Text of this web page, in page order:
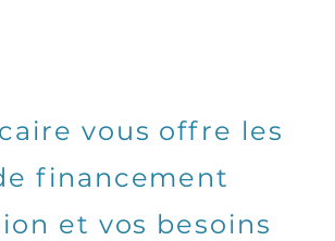
vous offre les
financement
et vos besoins